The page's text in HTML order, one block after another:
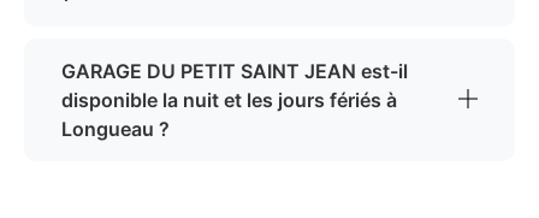
GARAGE DU PETIT SAINT JEAN est-il
disponible la nuit et les jours fériés à
Longueau ?